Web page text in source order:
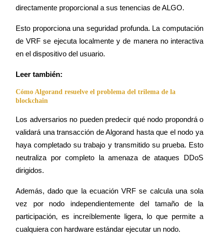
New Listing Futures Fest
Trade New Futures, Win 200,000 USDT
77,777+3k Rewards
Más eventos
Gana premios y recompensas exclusivas
Centro de recompensas
directamente proporcional a sus tenencias de ALGO.
Esto proporciona una seguridad profunda. La computación
de VRF se ejecuta localmente y de manera no interactiva
en el dispositivo del usuario.
Leer también:
Cómo Algorand resuelve el problema del trilema de la
blockchain
Los adversarios no pueden predecir qué nodo propondrá o
validará una transacción de Algorand hasta que el nodo ya
haya completado su trabajo y transmitido su prueba. Esto
neutraliza por completo la amenaza de ataques DDoS
dirigidos.
Además, dado que la ecuación VRF se calcula una sola
vez por nodo independientemente del tamaño de la
participación, es increíblemente ligera, lo que permite a
cualquiera con hardware estándar ejecutar un nodo.